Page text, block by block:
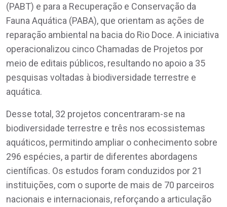
(PABT) e para a Recuperação e Conservação da
Fauna Aquática (PABA), que orientam as ações de
reparação ambiental na bacia do Rio Doce. A iniciativa
operacionalizou cinco Chamadas de Projetos por
meio de editais públicos, resultando no apoio a 35
pesquisas voltadas à biodiversidade terrestre e
aquática.
Desse total, 32 projetos concentraram-se na
biodiversidade terrestre e três nos ecossistemas
aquáticos, permitindo ampliar o conhecimento sobre
296 espécies, a partir de diferentes abordagens
científicas. Os estudos foram conduzidos por 21
instituições, com o suporte de mais de 70 parceiros
nacionais e internacionais, reforçando a articulação